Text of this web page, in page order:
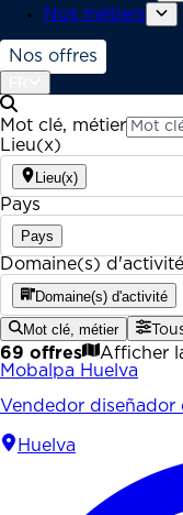
Nos métiers
Nos offres
Mot clé, métier
Lieu(x)
Lieu(x)
Pays
Pays
Domaine(s) d'activité
Domaine(s) d'activité
Mot clé, métier
69 offres
Afficher
Mobalpa Huelva
Vendedor diseñador
Huelva